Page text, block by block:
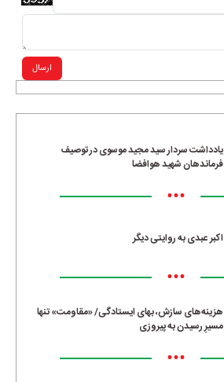
یادداشت سردار سید مجید موسوی در توصیف
فرماندهان شهید هوافضا
•••
اکبر عبدی به روایتی دیگر
•••
هزینه‌های سازش، بهای ایستادگی/ «مقاومت» تنها
مسیرِ رسیدن به پیروزی
•••
ارسال